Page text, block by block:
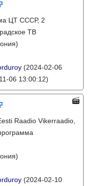
ЦТ СССР, 2
ТВ
(2024-02-06
06 13:00:12)
Raadio Vikerraadio,
(2024-02-10